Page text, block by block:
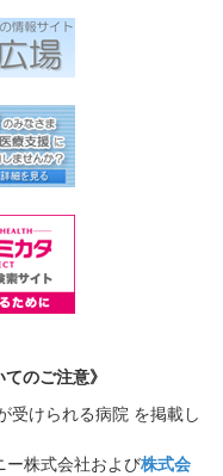
のご注意》
受けられる病院 を掲載し
ー株式会社および株式会